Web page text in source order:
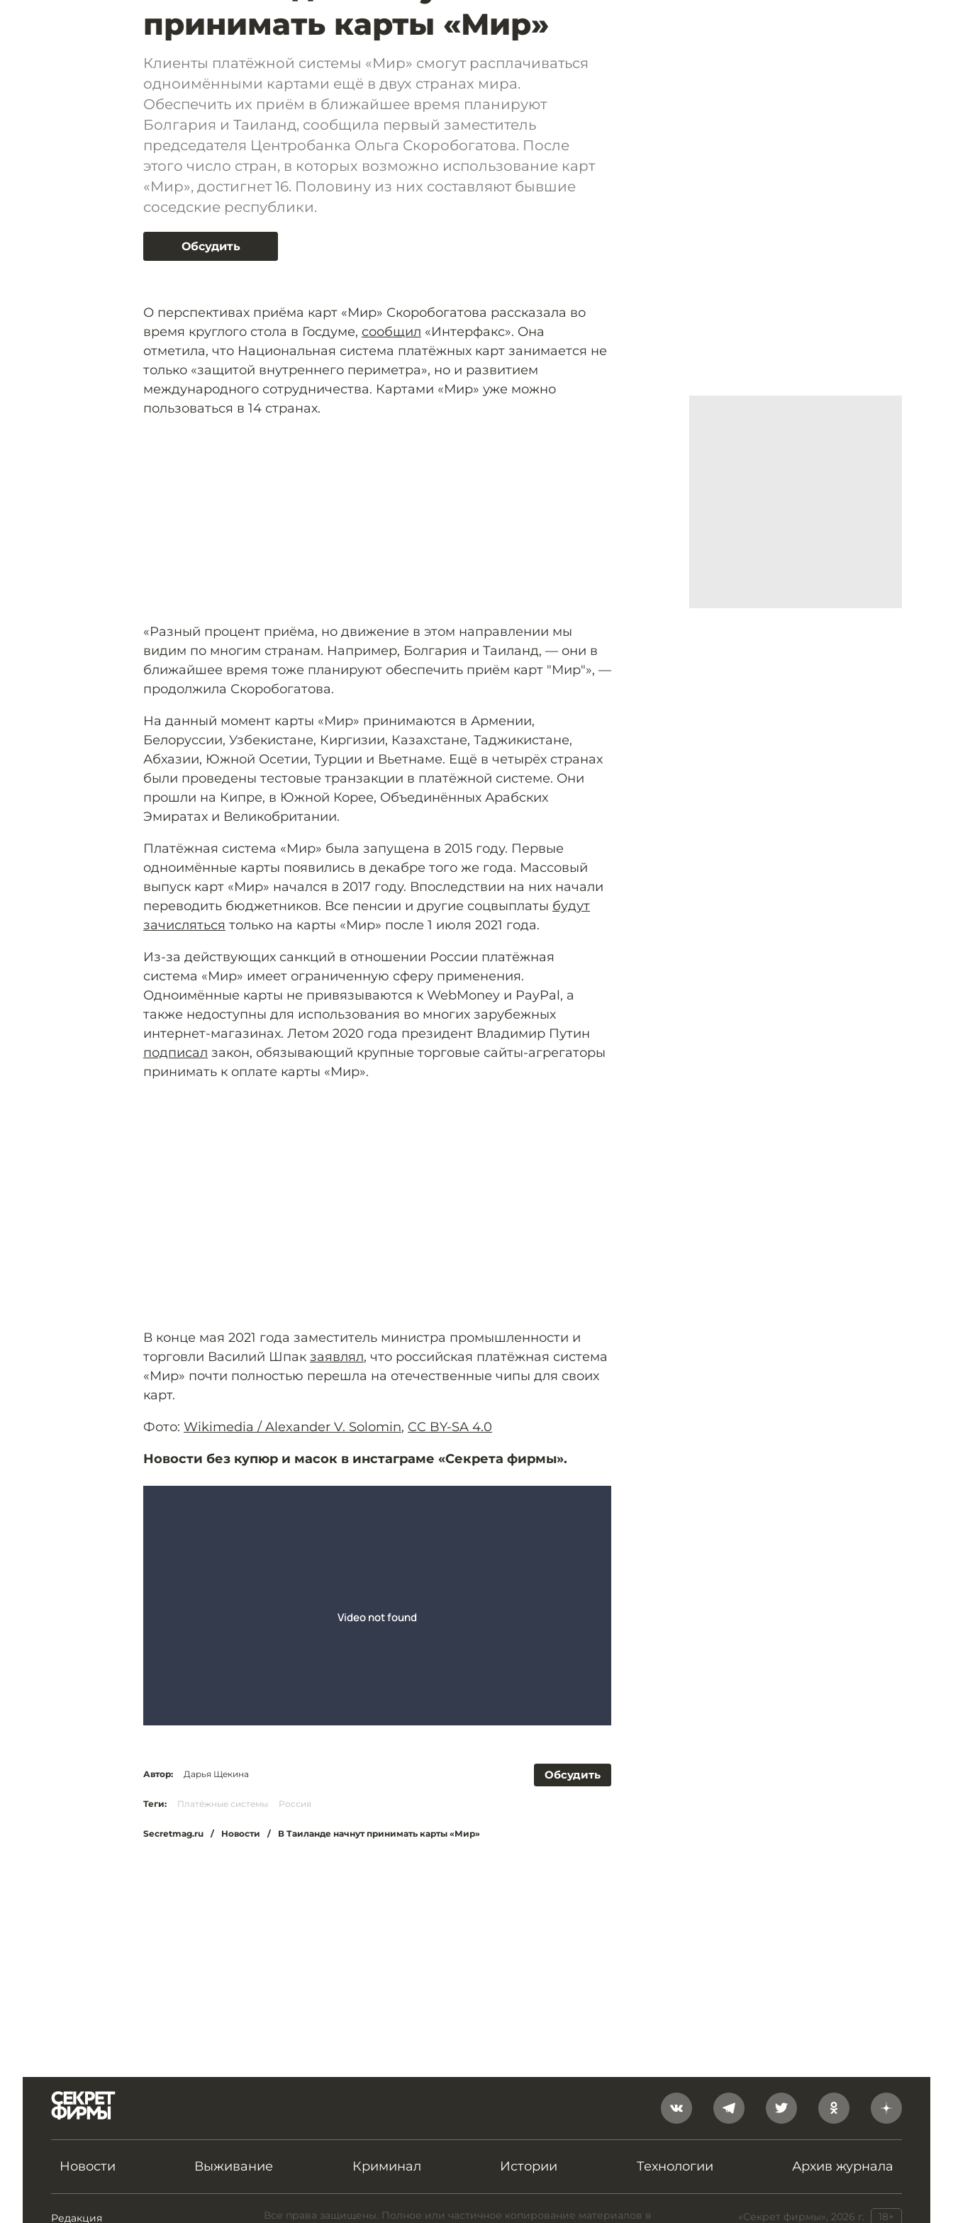
принимать карты «Мир»
Клиенты платёжной системы «Мир» смогут расплачиваться
одноимёнными картами ещё в двух странах мира.
Обеспечить их приём в ближайшее время планируют
Болгария и Таиланд, сообщила первый заместитель
председателя Центробанка Ольга Скоробогатова. После
этого число стран, в которых возможно использование карт
«Мир», достигнет 16. Половину из них составляют бывшие
соседские республики.
Обсудить
О перспективах приёма карт «Мир» Скоробогатова рассказала во
время круглого стола в Госдуме, сообщил «Интерфакс». Она
отметила, что Национальная система платёжных карт занимается не
только «защитой внутреннего периметра», но и развитием
международного сотрудничества. Картами «Мир» уже можно
пользоваться в 14 странах.
«Разный процент приёма, но движение в этом направлении мы
видим по многим странам. Например, Болгария и Таиланд, — они в
ближайшее время тоже планируют обеспечить приём карт "Мир"», —
продолжила Скоробогатова.
На данный момент карты «Мир» принимаются в Армении,
Белоруссии, Узбекистане, Киргизии, Казахстане, Таджикистане,
Абхазии, Южной Осетии, Турции и Вьетнаме. Ещё в четырёх странах
были проведены тестовые транзакции в платёжной системе. Они
прошли на Кипре, в Южной Корее, Объединённых Арабских
Эмиратах и Великобритании.
Платёжная система «Мир» была запущена в 2015 году. Первые
одноимённые карты появились в декабре того же года. Массовый
выпуск карт «Мир» начался в 2017 году. Впоследствии на них начали
переводить бюджетников. Все пенсии и другие соцвыплаты будут
зачисляться только на карты «Мир» после 1 июля 2021 года.
Из-за действующих санкций в отношении России платёжная
система «Мир» имеет ограниченную сферу применения.
Одноимённые карты не привязываются к WebMoney и PayPal, а
также недоступны для использования во многих зарубежных
интернет-магазинах. Летом 2020 года президент Владимир Путин
подписал закон, обязывающий крупные торговые сайты-агрегаторы
принимать к оплате карты «Мир».
В конце мая 2021 года заместитель министра промышленности и
торговли Василий Шпак заявлял, что российская платёжная система
«Мир» почти полностью перешла на отечественные чипы для своих
карт.
Фото: Wikimedia / Alexander V. Solomin, CC BY-SA 4.0
Новости без купюр и масок в инстаграме «Секрета фирмы».
Обсудить
Автор: Дарья Щекина
Теги: Платёжные системы Россия
Secretmag.ru / Новости / В Таиланде начнут принимать карты «Мир»
Новости Выживание Криминал Истории Технологии Архив журнала
Редакция «Секрет фирмы», 2026 г. 18+
Все права защищены. Полное или частичное копирование материалов в